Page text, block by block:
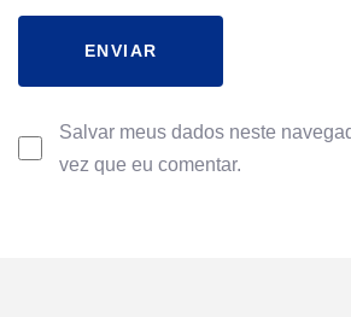
Salvar meus dados neste
vez que eu comentar.